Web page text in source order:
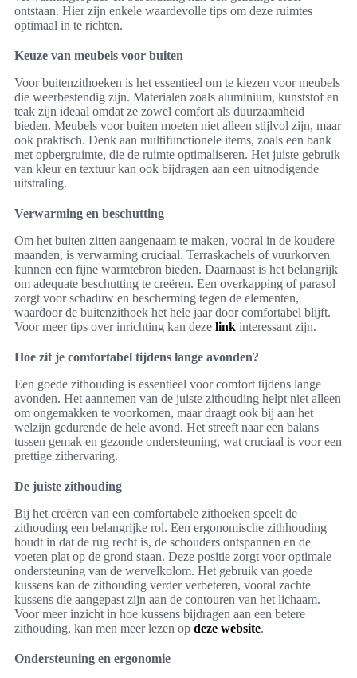
ontstaan. Hier zijn enkele waardevolle tips om deze ruimtes
optimaal in te richten.
Keuze van meubels voor buiten
Voor buitenzithoeken is het essentieel om te kiezen voor meubels
die weerbestendig zijn. Materialen zoals aluminium, kunststof en
teak zijn ideaal omdat ze zowel comfort als duurzaamheid
bieden. Meubels voor buiten moeten niet alleen stijlvol zijn, maar
ook praktisch. Denk aan multifunctionele items, zoals een bank
met opbergruimte, die de ruimte optimaliseren. Het juiste gebruik
van kleur en textuur kan ook bijdragen aan een uitnodigende
uitstraling.
Verwarming en beschutting
Om het buiten zitten aangenaam te maken, vooral in de koudere
maanden, is verwarming cruciaal. Terraskachels of vuurkorven
kunnen een fijne warmtebron bieden. Daarnaast is het belangrijk
om adequate beschutting te creëren. Een overkapping of parasol
zorgt voor schaduw en bescherming tegen de elementen,
waardoor de buitenzithoek het hele jaar door comfortabel blijft.
Voor meer tips over inrichting kan deze link interessant zijn.
Hoe zit je comfortabel tijdens lange avonden?
Een goede zithouding is essentieel voor comfort tijdens lange
avonden. Het aannemen van de juiste zithouding helpt niet alleen
om ongemakken te voorkomen, maar draagt ook bij aan het
welzijn gedurende de hele avond. Het streeft naar een balans
tussen gemak en gezonde ondersteuning, wat cruciaal is voor een
prettige zithervaring.
De juiste zithouding
Bij het creëren van een comfortabele zithoeken speelt de
zithouding een belangrijke rol. Een ergonomische zithhouding
houdt in dat de rug recht is, de schouders ontspannen en de
voeten plat op de grond staan. Deze positie zorgt voor optimale
ondersteuning van de wervelkolom. Het gebruik van goede
kussens kan de zithouding verder verbeteren, vooral zachte
kussens die aangepast zijn aan de contouren van het lichaam.
Voor meer inzicht in hoe kussens bijdragen aan een betere
zithouding, kan men meer lezen op deze website.
Ondersteuning en ergonomie